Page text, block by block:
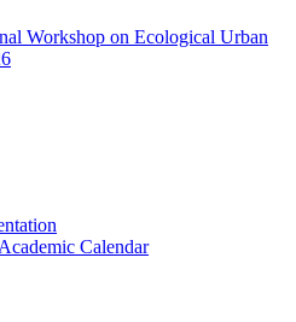
Workshop on Ecological Urban
Calendar